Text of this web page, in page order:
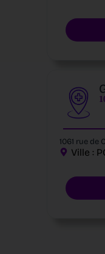
1061 rue de
Ville :